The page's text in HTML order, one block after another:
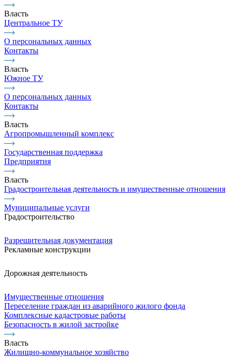
Власть
Центральное ТУ
О персональных данных
Контакты
Власть
Южное ТУ
О персональных данных
Контакты
Власть
Агропромышленный комплекс
Государственная поддержка
Предприятия
Власть
Градостроительная деятельность и имущественные отношения
Муниципальные услуги
Градостроительство
Разрешительная документация
Рекламные конструкции
Дорожная деятельность
Имущественные отношения
Переселение граждан из аварийного жилого фонда
Комплексные кадастровые работы
Безопасность в жилой застройке
Власть
Жилищно-коммунальное хозяйство